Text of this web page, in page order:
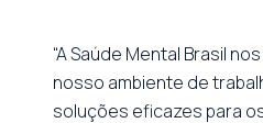
“A Saúde Mental Brasil
nosso ambiente de
soluções eficazes para